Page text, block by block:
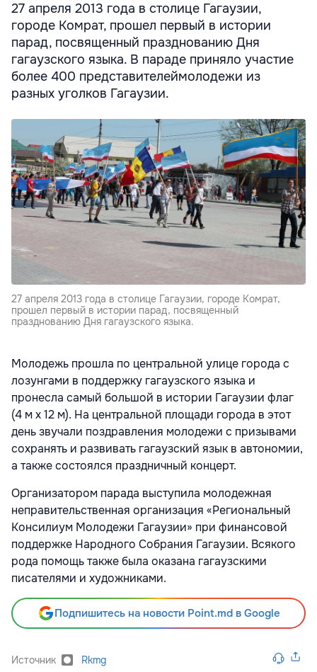
27 апреля 2013 года в столице Гагаузии,
городе Комрат, прошел первый в истории
парад, посвященный празднованию Дня
гагаузского языка. В параде приняло участие
более 400 представителеймолодежи из
разных уголков Гагаузии.
27 апреля 2013 года в столице Гагаузии, городе Комрат,
прошел первый в истории парад, посвященный
празднованию Дня гагаузского языка.
Молодежь прошла по центральной улице города с
лозунгами в поддержку гагаузского языка и
пронесла самый большой в истории Гагаузии флаг
(4 м х 12 м). На центральной площади города в этот
день звучали поздравления молодежи с призывами
сохранять и развивать гагаузский язык в автономии,
а также состоялся праздничный концерт.
Организатором парада выступила молодежная
неправительственная организация «Региональный
Консилиум Молодежи Гагаузии» при финансовой
поддержке Народного Собрания Гагаузии. Всякого
рода помощь также была оказана гагаузскими
писателями и художниками.
Подпишитесь на новости Point.md в Google
Источник Rkmg